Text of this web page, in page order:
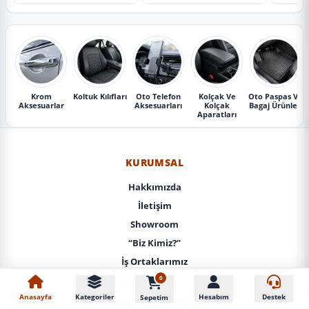
Krom
Aksesuarlar
Koltuk Kılıfları
Oto Telefon
Aksesuarları
Kolçak Ve
Kolçak
Aparatları
Oto Paspas Ve
Bagaj Ürünleri
KURUMSAL
Hakkımızda
İletişim
Showroom
“Biz Kimiz?”
İş Ortaklarımız
KVKK / Gizlilik
Mesafeli Satış Sözleşmesi
Anasayfa Kategoriler
0
Sepetim Hesabım Destek